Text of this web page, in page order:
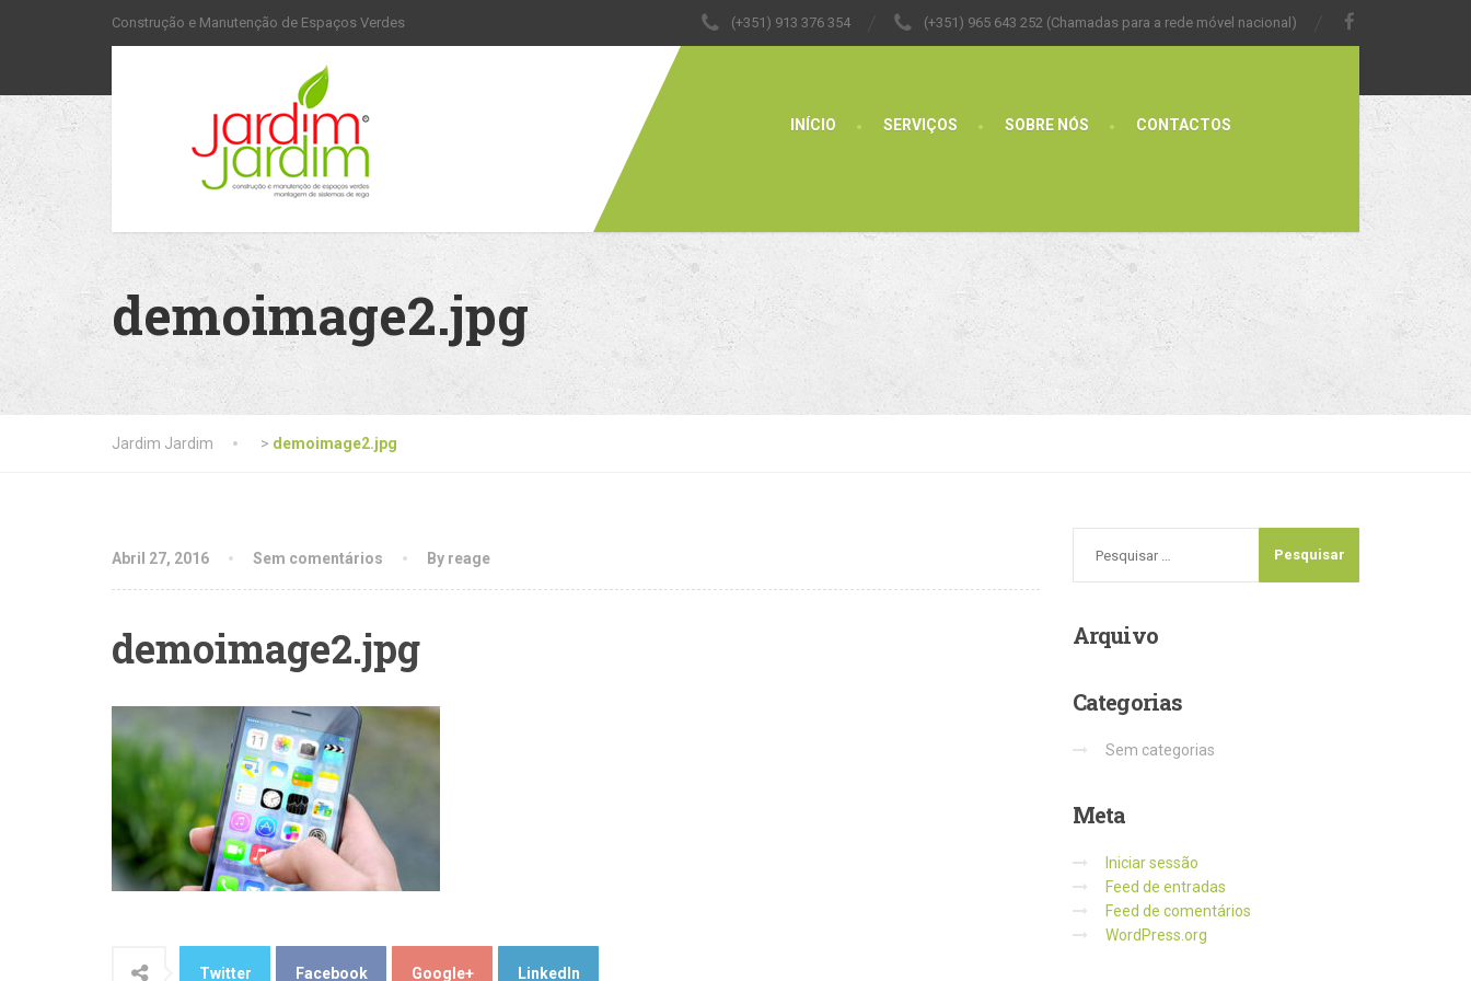
Construção e Manutenção de Espaços Verdes (+351) 913 376 354 (+351) 965 643 252 (Chamadas para a rede móvel nacional)
INÍCIO SERVIÇOS SOBRE NÓS CONTACTOS
demoimage2.jpg
Jardim Jardim > demoimage2.jpg
Abril 27, 2016 Sem comentários By reage
demoimage2.jpg
Twitter Facebook Google+ LinkedIn
Arquivo
Categorias
Sem categorias
Meta
Iniciar sessão
Feed de entradas
Feed de comentários
WordPress.org